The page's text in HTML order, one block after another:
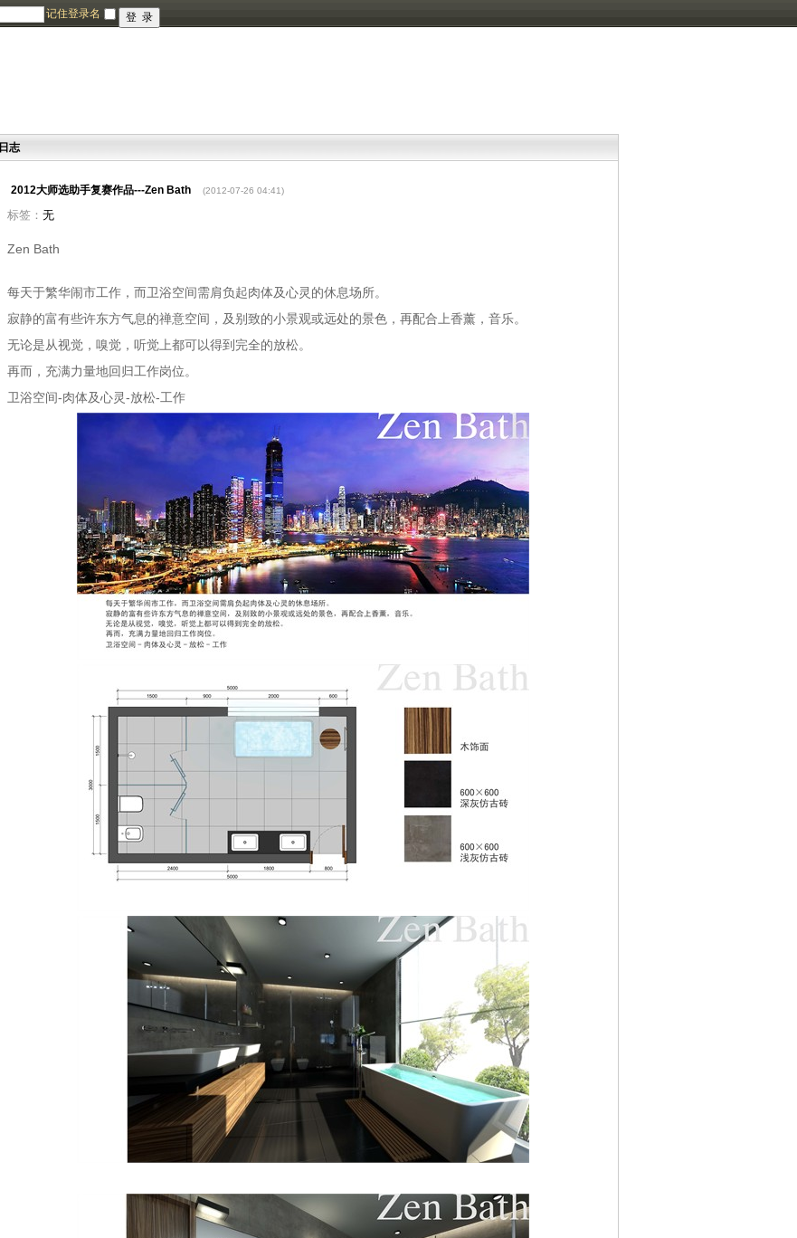
记住登录名
日志
2012大师选助手复赛作品---Zen Bath (2012-07-26 04:41)
标签： 无
Zen Bath
每天于繁华闹市工作，而卫浴空间需肩负起肉体及心灵的休息场所。
寂静的富有些许东方气息的禅意空间，及别致的小景观或远处的景色，再配合上香薰，音乐。
无论是从视觉，嗅觉，听觉上都可以得到完全的放松。
再而，充满力量地回归工作岗位。
卫浴空间-肉体及心灵-放松-工作